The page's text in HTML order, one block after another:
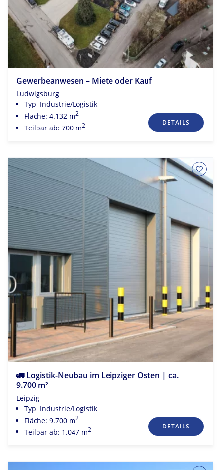
Gewerbeanwesen – Miete oder Kauf
Ludwigsburg
Typ: Industrie/Logistik
Fläche: 4.132 m2
Teilbar ab: 700 m2 DETAILS
🚛 Logistik-Neubau im Leipziger Osten | ca.
9.700 m²
Leipzig
Typ: Industrie/Logistik
Fläche: 9.700 m2
Teilbar ab: 1.047 m2 DETAILS